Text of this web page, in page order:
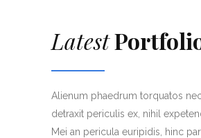
Latest
Alienum phaedrum torquatos
detraxit periculis ex, nihil
Mei an pericula euripidis, hinc